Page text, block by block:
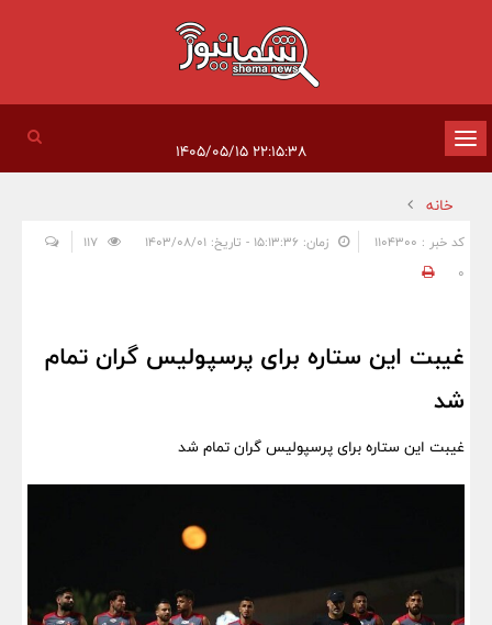
تغییر
وضعیت
ناوبری
خانه
کد خبر : 1104300 زمان: ۱۵:۱۳:۳۶ - تاریخ: ۱۴۰۳/۰۸/۰۱
0
غیبت این ستاره برای پرسپولیس گران تمام
شد
غیبت این ستاره برای پرسپولیس گران تمام شد